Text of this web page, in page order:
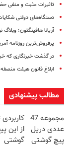
تاثیرات مثبت و منفی
دستگاه‌های دولتی‌
آریانا هافینگتون؛
پرفروش‌ترین روزنامه
در گذشت خبرنگاری که
ابلاغ قانون هیئت
مطالب پیشنهادی
مجموعه 47
عددی دریل
پیچ گوشتی
کاربردی
از این
گوشتی